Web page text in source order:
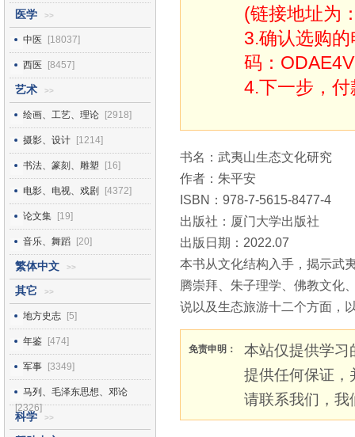
医学 >>
中医 [18037]
西医 [8457]
艺术 >>
绘画、工艺、理论 [2918]
摄影、设计 [1214]
书法、篆刻、雕塑 [16]
电影、电视、戏剧 [4372]
论文集 [19]
音乐、舞蹈 [20]
繁体中文 >>
其它 >>
地方史志 [5]
年鉴 [474]
军事 [3349]
马列、毛泽东思想、邓论
[2326]
科学 >>
(链接地址为
3.确认选购
码：
4.下一步，
书名：武夷山生态文化研究
作者：朱平安
ISBN：978-7-5615-8477-4
出版社：厦门大学出版社
出版日期：2022.07
本书从文化结构入手，揭示武
腾崇拜、朱子理学、佛教文化
说以及生态旅游十二个方面，
免责申明：
本站仅提供学习
提供任何保证，
请联系我们，我